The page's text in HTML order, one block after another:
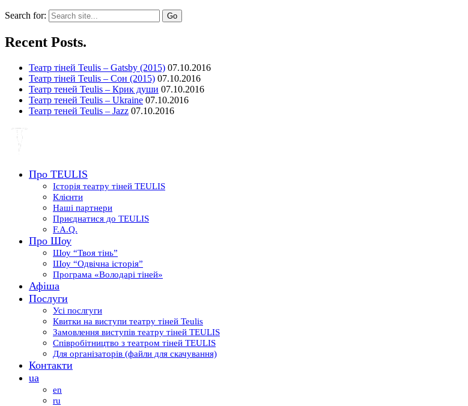
Search for:
Recent Posts.
Театр тіней Teulis – Gatsby (2015) 07.10.2016
Театр тіней Teulis – Сон (2015) 07.10.2016
Театр теней Teulis – Крик души 07.10.2016
Театр теней Teulis – Ukraine 07.10.2016
Театр теней Teulis – Jazz 07.10.2016
Про TEULIS
Історія театру тіней TEULIS
Клієнти
Наші партнери
Приєднатися до TEULIS
F.A.Q.
Про Шоу
Шоу “Твоя тінь”
Шоу “Одвічна історія”
Програма «Володарі тіней»
Афіша
Послуги
Усі послгуги
Квитки на виступи театру тіней Teulis
Замовлення виступів театру тіней TEULIS
Співробітництво з театром тіней TEULIS
Для організаторів (файли для скачування)
Контакти
ua
en
ru